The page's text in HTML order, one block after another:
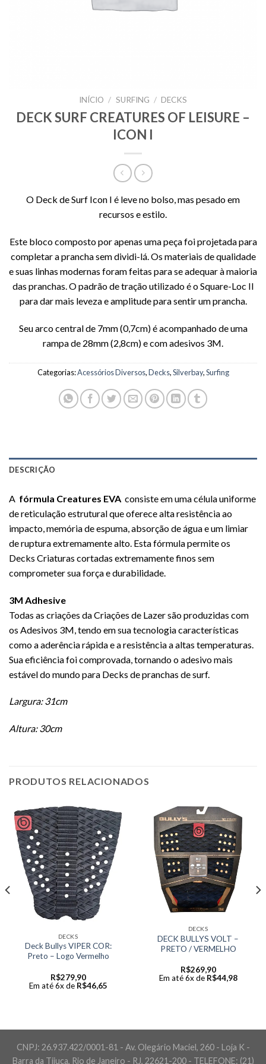
INÍCIO / SURFING / DECKS
DECK SURF CREATURES OF LEISURE –
ICON I
O Deck de Surf Icon I é leve no bolso, mas pesado em
recursos e estilo.
Este bloco composto por apenas uma peça foi projetada para
completar a prancha sem dividi-lá.Os materiais de qualidade
e suas linhas modernas foram feitas para se adequar à maioria
das pranchas.O padrão de tração utilizado é o Square-Loc II
para dar mais leveza e amplitude para sentir um prancha.
Seu arco central de 7mm (0,7cm) é acompanhado de uma
rampa de 28mm (2,8cm) e com adesivos 3M.
Categorias:Acessórios Diversos,Decks,Silverbay,Surfing
DESCRIÇÃO
A fórmula Creatures EVA consiste em uma célula uniforme
de reticulação estrutural que oferece alta resistência ao
impacto, memória de espuma, absorção de água e um limiar
de ruptura extremamente alto. Esta fórmula permite os
Decks Criaturas cortadas extremamente finos sem
comprometer sua força e durabilidade.
3M Adhesive
Todas as criações da Criações de Lazer são produzidas com
os Adesivos 3M, tendo em sua tecnologia características
como a aderência rápida e a resistência a altas temperaturas.
Sua eficiência foi comprovada, tornando o adesivo mais
estável do mundo para Decks de pranchas de surf.
Largura: 31cm
Altura: 30cm
PRODUTOS RELACIONADOS
DECKS
Deck Bullys VIPER COR:
Preto – Logo Vermelho
R$279,90
Em até 6x de R$46,65
DECKS
DECK BULLYS VOLT –
PRETO / VERMELHO
R$269,90
Em até 6x de R$44,98
CNPJ: 26.937.422/0001-81 - Av. Olegário Maciel, 260 - Loja K -
Barra da Tijuca, Rio de Janeiro - RJ, 22621-200 - TELEFONE: (21)